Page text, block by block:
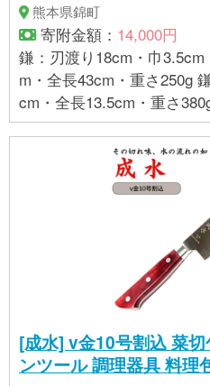
熊本県錦町
寄附金額： 14,000円
鎌：刃渡り18cm・巾
m・全長43cm・重さ250g 鎌用砥石：巾3cm・厚み4.3
cm・全長13.5cm・重さ
[成水] v金10号割込 菜
ンツール 調理器具 料理